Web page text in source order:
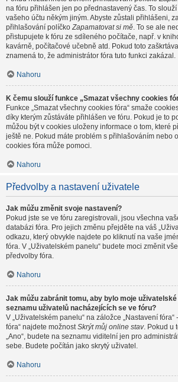
na fóru přihlášen jen po přednastavený čas. To
vašeho účtu někým jiným. Abyste zůstali přihlášeni,
přihlašování políčkoZapamatovat si mě. To se ale
přistupujete k fóru ze sdíleného počítače, např. v
kavárně, počítačové učebně atd. Pokud toto
znamená to, že administrátor fóra tuto funkci zakázal.
Nahoru
K čemu slouží funkce „Smazat všechny cookies
Funkce „Smazat všechny cookies fóra“ smaže
díky kterým zůstáváte přihlášen ve fóru. Pokud je to
můžou být v cookies uloženy informace o tom, které
ještě ne. Pokud máte problém s přihlašováním nebo
cookies fóra může pomoci.
Nahoru
Předvolby a nastavení uživatele
Jak můžu změnit svoje nastavení?
Pokud jste se ve fóru zaregistrovali, jsou všechna
databázi fóra. Pro jejich změnu přejděte na váš
odkazu, který obvykle najdete po kliknutí na vaše
fóra. V „Uživatelském panelu“ budete moci změnit
předvolby fóra.
Nahoru
Jak můžu zabránit tomu, aby bylo moje
seznamu uživatelů nacházejících se ve fóru?
V „Uživatelském panelu“ na záložce „Nastavení fóra“
fóra“ najdete možnostSkrýt můj online stav. Pokud u
„Ano“, budete na seznamu viditelní jen pro
sebe. Budete počítán jako skrytý uživatel.
Nahoru